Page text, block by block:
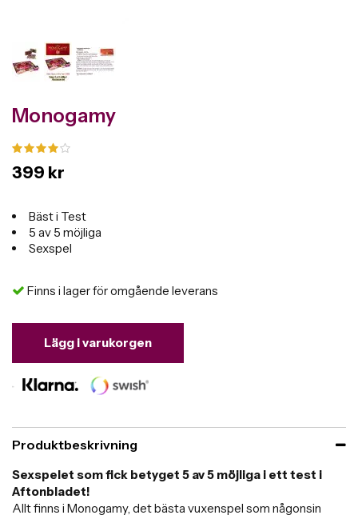
Monogamy
399 kr
Bäst i Test
5 av 5 möjliga
Sexspel
Finns i lager för omgående leverans
Lägg i varukorgen
Produktbeskrivning
Sexspelet som fick betyget 5 av 5 möjliga i ett test i
Aftonbladet!
Allt finns i Monogamy, det bästa vuxenspel som någonsin